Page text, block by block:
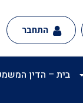
התחבר
בית – הדין